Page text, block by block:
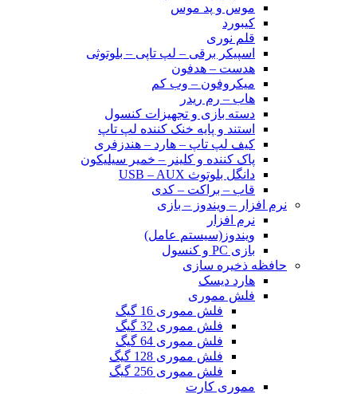
موس و پد موس
کیبورد
قلم نوری
اسپیکر برقی – لپ تاپی – بلوتوثی
هدست – هدفون
میکروفون – وب کم
هاب – رم ریدر
دسته بازی و تجهیزات کنسول
استند و پایه خنک کننده لپ تاپ
کیف لپ تاپ – هارد – هندزفری
پاک کننده و کلینر – خمیر سیلیکون
دانگل بلوتوث USB – AUX
قاب – براکت – کدی
نرم افزار – ویندوز – بازی
نرم افزار
ویندوز(سیستم عامل)
بازی PC و کنسول
حافظه ذخیره سازی
هارد دیسک
فلش مموری
فلش مموری 16 گیگ
فلش مموری 32 گیگ
فلش مموری 64 گیگ
فلش مموری 128 گیگ
فلش مموری 256 گیگ
مموری کارت